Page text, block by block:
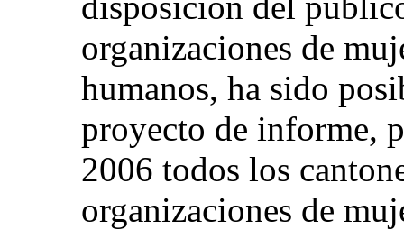
organizaciones de
humanos, ha sido
proyecto de informe,
2006 todos los
organizaciones de